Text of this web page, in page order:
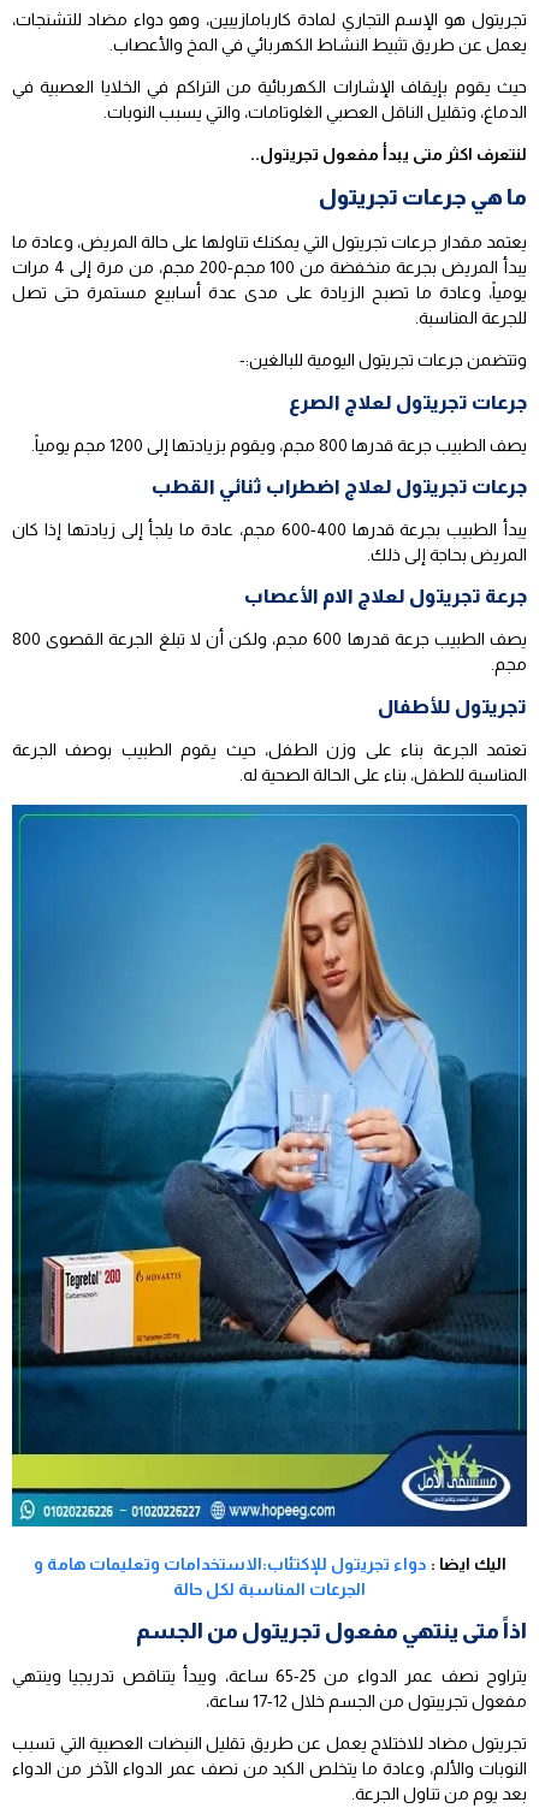
تجريتول هو الإسم التجاري لمادة كاربامازيبين، وهو دواء مضاد للتشنجات،
يعمل عن طريق تثبيط النشاط الكهربائي في المخ والأعصاب.
حيث يقوم بإيقاف الإشارات الكهربائية من التراكم في الخلايا العصبية في
الدماغ، وتقليل الناقل العصبي الغلوتامات، والتي يسبب النوبات.
لنتعرف اكثر متى يبدأ مفعول تجريتول..
ما هي جرعات تجريتول
يعتمد مقدار جرعات تجريتول التي يمكنك تناولها على حالة المريض، وعادة ما
يبدأ المريض بجرعة منخفضة من 100 مجم-200 مجم، من مرة إلى 4 مرات
يومياً، وعادة ما تصبح الزيادة على مدى عدة أسابيع مستمرة حتى تصل
للجرعة المناسبة.
وتتضمن جرعات تجريتول اليومية للبالغين:-
جرعات تجريتول لعلاج الصرع
يصف الطبيب جرعة قدرها 800 مجم، ويقوم بزيادتها إلى 1200 مجم يومياً.
جرعات تجريتول لعلاج اضطراب ثنائي القطب
يبدأ الطبيب بجرعة قدرها 400-600 مجم، عادة ما يلجأ إلى زيادتها إذا كان
المريض بحاجة إلى ذلك.
جرعة تجريتول لعلاج الام الأعصاب
يصف الطبيب جرعة قدرها 600 مجم، ولكن أن لا تبلغ الجرعة القصوى 800
مجم.
تجريتول للأطفال
تعتمد الجرعة بناء على وزن الطفل، حيث يقوم الطبيب بوصف الجرعة
المناسبة للطفل، بناء على الحالة الصحية له.
اليك ايضا : دواء تجريتول للإكتئاب:الاستخدامات وتعليمات هامة و
الجرعات المناسبة لكل حالة
اذاً متى ينتهي مفعول تجريتول من الجسم
يتراوح نصف عمر الدواء من 25-65 ساعة، ويبدأ يتناقص تدريجيا وينتهي
مفعول تجريبتول من الجسم خلال 12-17 ساعة،
تجريتول مضاد للاختلاج يعمل عن طريق تقليل النبضات العصبية التي تسبب
النوبات والألم، وعادة ما يتخلص الكبد من نصف عمر الدواء الآخر من الدواء
بعد يوم من تناول الجرعة.